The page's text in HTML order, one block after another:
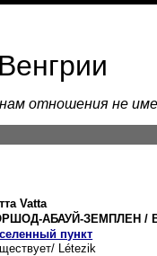
отношения не
Vatta
АБАУЙ-ЗЕМПЛЕН /
пункт
Létezik